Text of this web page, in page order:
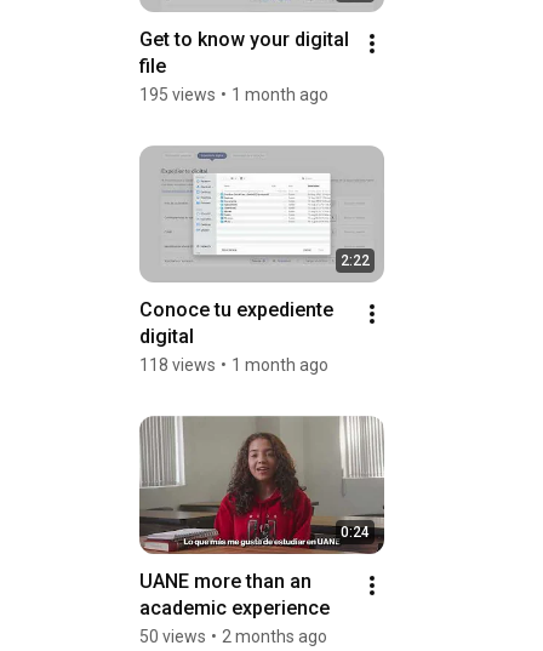
Get to know your digital
file
195 views • 1 month ago
2:22
Conoce tu expediente
digital
118 views • 1 month ago
0:24
UANE more than an
academic experience
50 views • 2 months ago